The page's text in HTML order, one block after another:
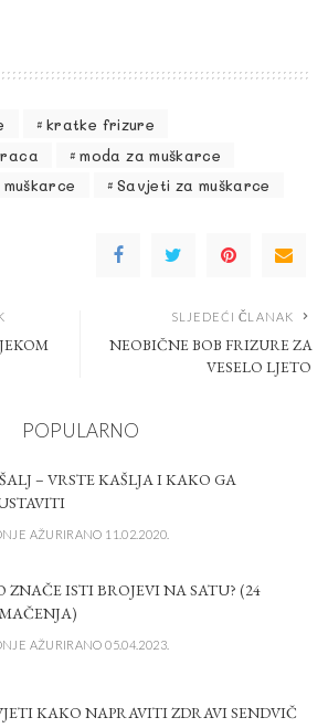
kratke frizure
moda za muškarce
Savjeti za muškarce
SLJEDEĆI ČLANAK
NEOBIČNE BOB FRIZURE ZA
VESELO LJETO
POPULARNO
– VRSTE KAŠLJA I KAKO GA
AŽURIRANO 11.02.2020.
ZNAČE ISTI BROJEVI NA SATU? (24
AŽURIRANO 05.04.2023.
KAKO NAPRAVITI ZDRAVI SENDVIČ